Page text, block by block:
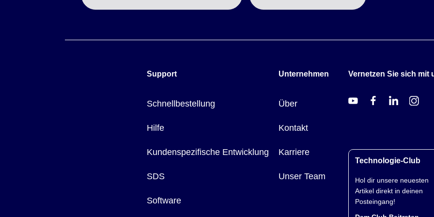
Support
Schnellbestellung
Hilfe
Kundenspezifische Entwicklung
SDS
Software
Unternehmen
Über
Kontakt
Karriere
Unser Team
Vernetzen Sie sich mit
Technologie-Club
Hol dir unsere neuesten
Artikel direkt in deinen
Posteingang!